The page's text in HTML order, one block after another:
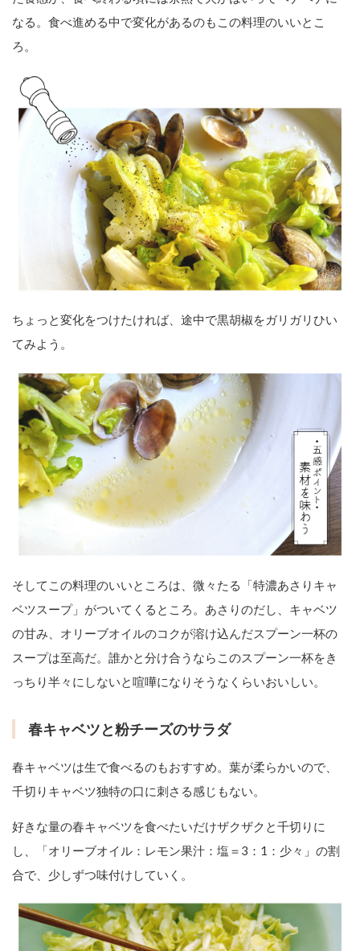
なる。食べ進める中で変化があるのもこの料理のいいとこ
ろ。
ちょっと変化をつけたければ、途中で黒胡椒をガリガリひい
てみよう。
そしてこの料理のいいところは、微々たる「特濃あさりキャ
ベツスープ」がついてくるところ。あさりのだし、キャベツ
の甘み、オリーブオイルのコクが溶け込んだスプーン一杯の
スープは至高だ。誰かと分け合うならこのスプーン一杯をき
っちり半々にしないと喧嘩になりそうなくらいおいしい。
春キャベツと粉チーズのサラダ
春キャベツは生で食べるのもおすすめ。葉が柔らかいので、
千切りキャベツ独特の口に刺さる感じもない。
好きな量の春キャベツを食べたいだけザクザクと千切りに
し、「オリーブオイル：レモン果汁：塩＝3：1：少々」の割
合で、少しずつ味付けしていく。